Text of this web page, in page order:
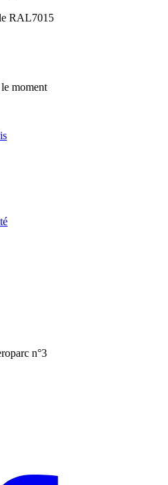
RAL7015
moment
n°3